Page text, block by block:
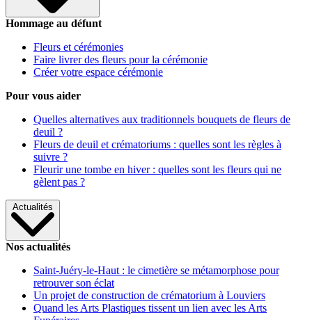
Hommage au défunt
Fleurs et cérémonies
Faire livrer des fleurs pour la cérémonie
Créer votre espace cérémonie
Pour vous aider
Quelles alternatives aux traditionnels bouquets de fleurs de
deuil ?
Fleurs de deuil et crématoriums : quelles sont les règles à
suivre ?
Fleurir une tombe en hiver : quelles sont les fleurs qui ne
gèlent pas ?
Actualités
Nos actualités
Saint-Juéry-le-Haut : le cimetière se métamorphose pour
retrouver son éclat
Un projet de construction de crématorium à Louviers
Quand les Arts Plastiques tissent un lien avec les Arts